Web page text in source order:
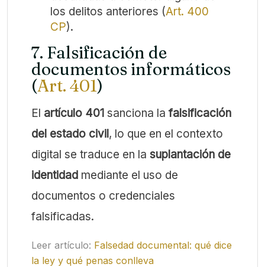
los delitos anteriores (Art. 400
CP).
7. Falsificación de
documentos informáticos
(Art. 401)
El artículo 401 sanciona la falsificación
del estado civil, lo que en el contexto
digital se traduce en la suplantación de
identidad mediante el uso de
documentos o credenciales
falsificadas.
Leer artículo: Falsedad documental: qué dice
la ley y qué penas conlleva